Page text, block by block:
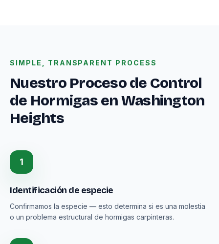
SIMPLE, TRANSPARENT PROCESS
Nuestro Proceso de Control
de Hormigas en Washington
Heights
1
Identificación de especie
Confirmamos la especie — esto determina si es una molestia
o un problema estructural de hormigas carpinteras.